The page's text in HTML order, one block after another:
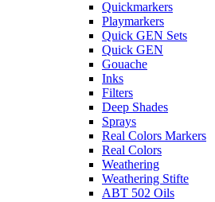
Quickmarkers
Playmarkers
Quick GEN Sets
Quick GEN
Gouache
Inks
Filters
Deep Shades
Sprays
Real Colors Markers
Real Colors
Weathering
Weathering Stifte
ABT 502 Oils